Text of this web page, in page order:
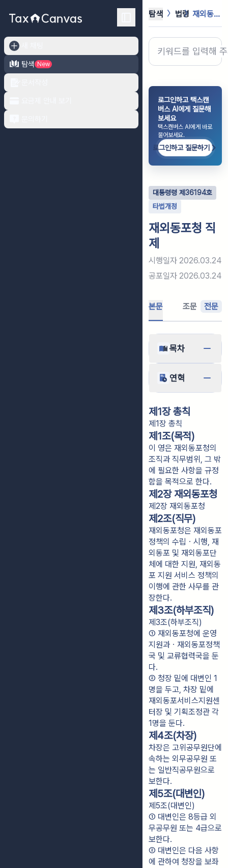
탐색
New
탐색 법령 재외동포청 직제
로그인하고 택스캔
버스 AI에게 질문해
보세요
택스캔버스 AI에게 바로
물어보세요.
로그인하고 질문하기
대통령령 제 36194호
타법개정
재외동포청 직
제
시행일자 2026.03.24
공포일자 2026.03.24
본문 조문 전문
목차
연혁
제1장 총칙
제1장 총칙
제1조(목적)
이 영은 재외동포청의
조직과 직무범위, 그 밖
에 필요한 사항을 규정
함을 목적으로 한다.
제2장 재외동포청
제2장 재외동포청
제2조(직무)
재외동포청은 재외동포
정책의 수립ㆍ시행, 재
외동포 및 재외동포단
체에 대한 지원, 재외동
포 지원 서비스 정책의
이행에 관한 사무를 관
장한다.
제3조(하부조직)
제3조(하부조직)
① 재외동포청에 운영
지원과ㆍ재외동포정책
국 및 교류협력국을 둔
다.
② 청장 밑에 대변인 1
명을 두고, 차장 밑에
재외동포서비스지원센
터장 및 기획조정관 각
1명을 둔다.
제4조(차장)
차장은 고위공무원단에
속하는 외무공무원 또
는 일반직공무원으로
보한다.
제5조(대변인)
제5조(대변인)
① 대변인은 8등급 외
무공무원 또는 4급으로
보한다.
② 대변인은 다음 사항
에 관하여 청장을 보좌